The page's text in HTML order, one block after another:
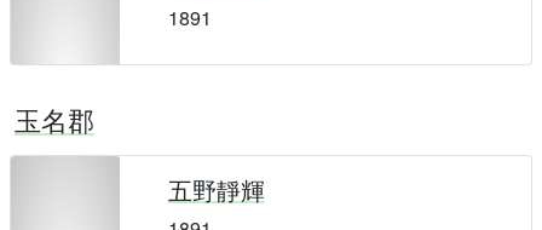
1891
玉名郡
五野靜輝